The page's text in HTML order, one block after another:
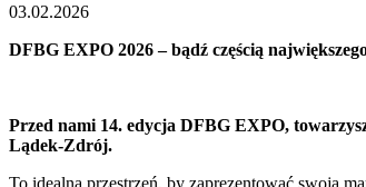
03.02.2026
DFBG EXPO 2026 – bądź częścią
Przed nami 14. edycja DFBG EXPO,
Lądek-Zdrój.
To idealna przestrzeń, by zaprezentować swoją